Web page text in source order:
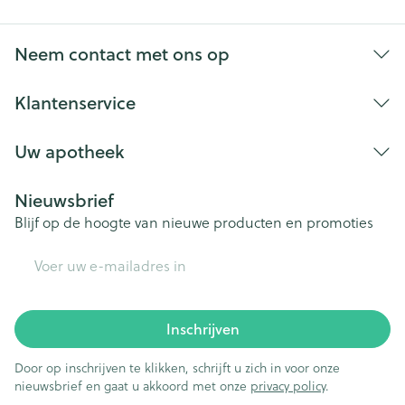
Niet samen gebruiken met crème, olie of zalf.
Bij onvakkundig gebruik en eigenmachtig
aangebrachte veranderingen vervalt elke
aansprakelijkheid.
Neem contact met ons op
Klantenservice
Uw apotheek
Nieuwsbrief
Blijf op de hoogte van nieuwe producten en promoties
Inschrijven
Door op inschrijven te klikken, schrijft u zich in voor onze
nieuwsbrief en gaat u akkoord met onze privacy policy.